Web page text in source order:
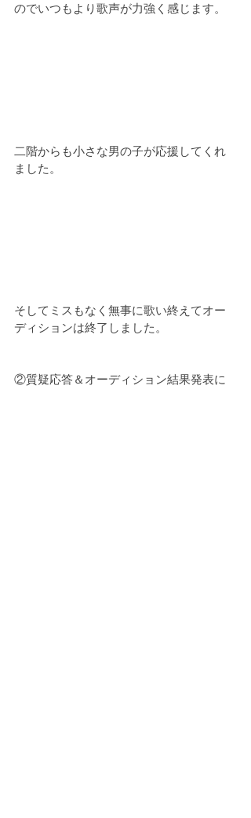
のでいつもより歌声が力強く感じます。
二階からも小さな男の子が応援してくれ
ました。
そしてミスもなく無事に歌い終えてオー
ディションは終了しました。
②質疑応答＆オーディション結果発表に